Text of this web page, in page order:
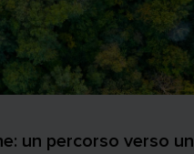
un percorso verso un